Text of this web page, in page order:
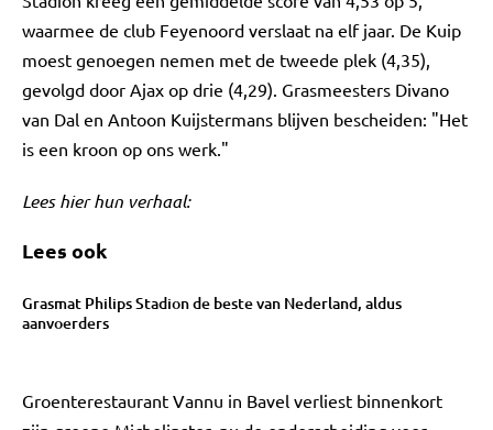
waarmee de club Feyenoord verslaat na elf jaar. De Kuip
moest genoegen nemen met de tweede plek (4,35),
gevolgd door Ajax op drie (4,29). Grasmeesters Divano
van Dal en Antoon Kuijstermans blijven bescheiden: "Het
is een kroon op ons werk."
Lees hier hun verhaal:
Lees ook
Grasmat Philips Stadion de beste van Nederland, aldus
aanvoerders
Groenterestaurant Vannu in Bavel verliest binnenkort